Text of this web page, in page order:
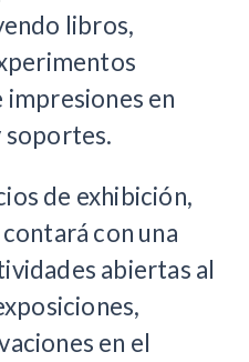
libros,
impresiones en
de exhibición,
con una
abiertas al
en el